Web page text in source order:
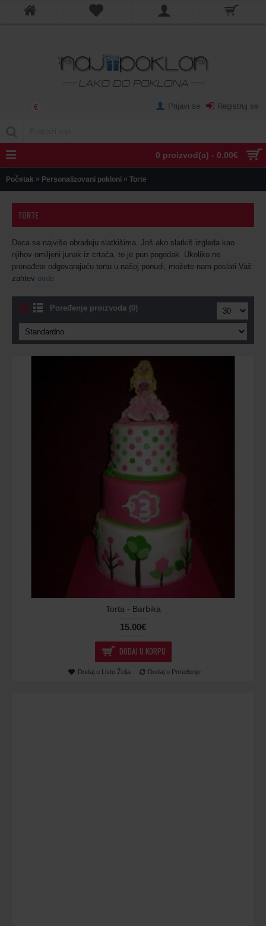
€ Prijavi se Registruj se
0 proizvod(a) - 0.00€
Početak » Personalizovani pokloni » Torte
TORTE
Deca se najviše obraduju slatkišima. Još ako slatkiš izgleda kao
njihov omiljeni junak iz crtaća, to je pun pogodak. Ukoliko ne
pronađete odgovarajuću tortu u našoj ponudi, možete nam poslati Vaš
zahtev ovde
Poređenje proizvoda (0)
Torta - Barbika
15.00€
DODAJ U KORPU
Dodaj u Listu Želja Dodaj u Poređenje